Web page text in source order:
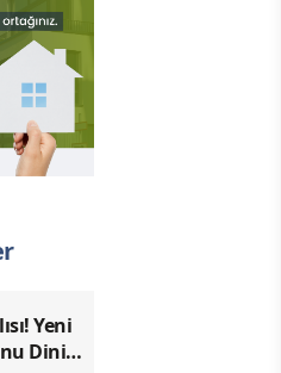
Yeni
Dini